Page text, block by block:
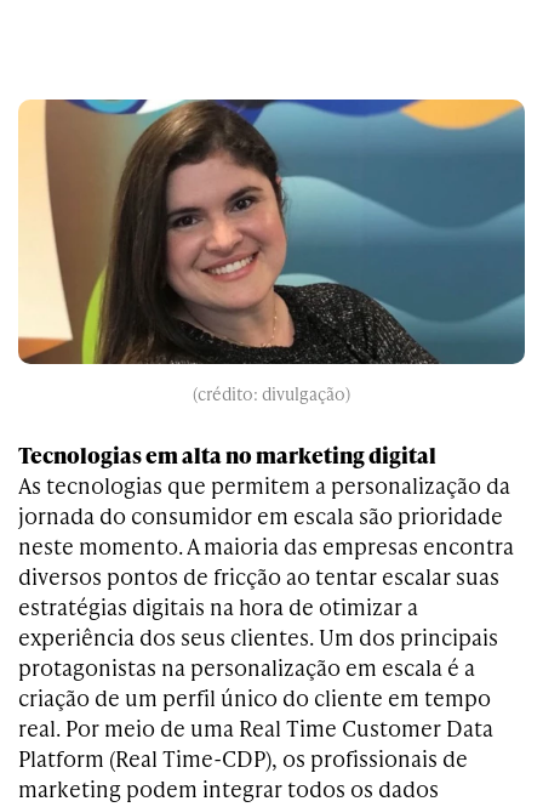
(crédito: divulgação)
Tecnologias em alta no marketing digital
As tecnologias que permitem a personalização da
jornada do consumidor em escala são prioridade
neste momento. A maioria das empresas encontra
diversos pontos de fricção ao tentar escalar suas
estratégias digitais na hora de otimizar a
experiência dos seus clientes. Um dos principais
protagonistas na personalização em escala é a
criação de um perfil único do cliente em tempo
real. Por meio de uma Real Time Customer Data
Platform (Real Time-CDP), os profissionais de
marketing podem integrar todos os dados